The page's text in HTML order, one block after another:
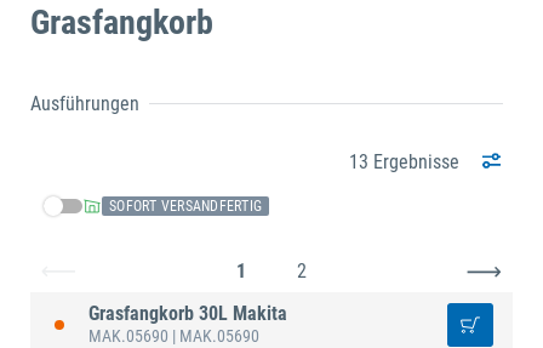
Grasfangkorb
Ausführungen
13 Ergebnisse
SOFORT VERSANDFERTIG
1
2
Grasfangkorb 30L Makita
MAK.05690 | MAK.05690